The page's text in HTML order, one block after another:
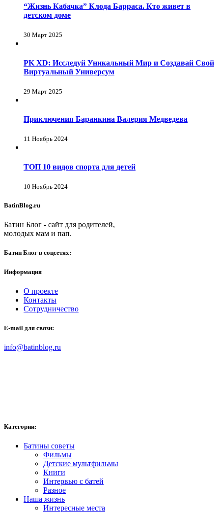
“Жизнь Кабачка” Клода Барраса. Кто живет в
детском доме
30 Март 2025
PK XD: Исследуй Уникальный Мир и Создавай Свой
Виртуальный Универсум
29 Март 2025
Приключения Баранкина Валерия Медведева
11 Ноябрь 2024
ТОП 10 видов спорта для детей
10 Ноябрь 2024
BatinBlog.ru
Батин Блог - сайт для родителей,
молодых мам и пап.
Батин Блог в соцсетях:
Информация
О проекте
Контакты
Сотрудничество
E-mail для связи:
info@batinblog.ru
Категории:
Батины советы
Фильмы
Детские мультфильмы
Книги
Интервью с батей
Разное
Наша жизнь
Интересные места